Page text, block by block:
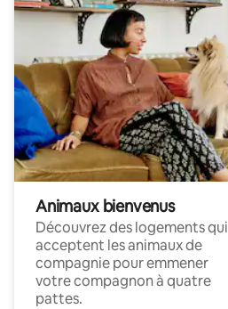
Animaux bienvenus
Découvrez des logements qui
acceptent les animaux de
compagnie pour emmener
votre compagnon à quatre
pattes.